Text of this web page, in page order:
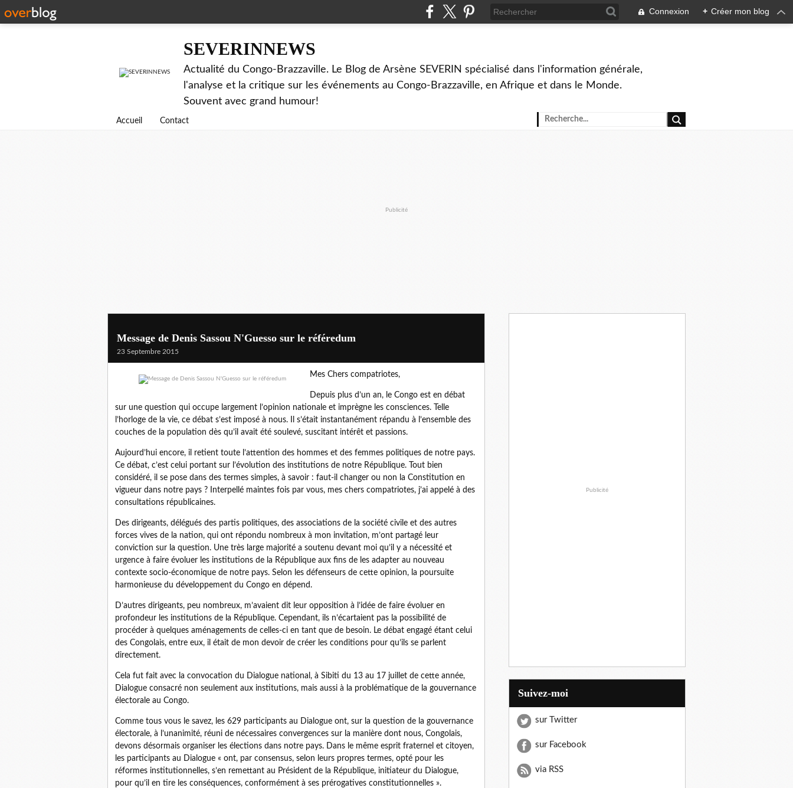
Connexion + Créer mon blog
SEVERINNEWS
Actualité du Congo-Brazzaville. Le Blog de Arsène SEVERIN spécialisé dans l'information générale,
l'analyse et la critique sur les événements au Congo-Brazzaville, en Afrique et dans le Monde.
Souvent avec grand humour!
Accueil Contact
Publicité
Message de Denis Sassou N'Guesso sur le référedum
23 Septembre 2015
Mes Chers compatriotes,
Depuis plus d’un an, le Congo est en débat
sur une question qui occupe largement l’opinion nationale et imprègne les consciences. Telle
l’horloge de la vie, ce débat s’est imposé à nous. Il s’était instantanément répandu à l’ensemble des
couches de la population dès qu’il avait été soulevé, suscitant intérêt et passions.
Aujourd’hui encore, il retient toute l’attention des hommes et des femmes politiques de notre pays.
Ce débat, c’est celui portant sur l’évolution des institutions de notre République. Tout bien
considéré, il se pose dans des termes simples, à savoir : faut-il changer ou non la Constitution en
vigueur dans notre pays ? Interpellé maintes fois par vous, mes chers compatriotes, j’ai appelé à des
consultations républicaines.
Des dirigeants, délégués des partis politiques, des associations de la société civile et des autres
forces vives de la nation, qui ont répondu nombreux à mon invitation, m’ont partagé leur
conviction sur la question. Une très large majorité a soutenu devant moi qu’il y a nécessité et
urgence à faire évoluer les institutions de la République aux fins de les adapter au nouveau
contexte socio-économique de notre pays. Selon les défenseurs de cette opinion, la poursuite
harmonieuse du développement du Congo en dépend.
D’autres dirigeants, peu nombreux, m’avaient dit leur opposition à l’idée de faire évoluer en
profondeur les institutions de la République. Cependant, ils n’écartaient pas la possibilité de
procéder à quelques aménagements de celles-ci en tant que de besoin. Le débat engagé étant celui
des Congolais, entre eux, il était de mon devoir de créer les conditions pour qu’ils se parlent
directement.
Cela fut fait avec la convocation du Dialogue national, à Sibiti du 13 au 17 juillet de cette année,
Dialogue consacré non seulement aux institutions, mais aussi à la problématique de la gouvernance
électorale au Congo.
Comme tous vous le savez, les 629 participants au Dialogue ont, sur la question de la gouvernance
électorale, à l’unanimité, réuni de nécessaires convergences sur la manière dont nous, Congolais,
devons désormais organiser les élections dans notre pays. Dans le même esprit fraternel et citoyen,
les participants au Dialogue « ont, par consensus, selon leurs propres termes, opté pour les
réformes institutionnelles, s’en remettant au Président de la République, initiateur du Dialogue,
pour qu’il en tire les conséquences, conformément à ses prérogatives constitutionnelles ».
Publicité
Suivez-moi
sur Twitter
sur Facebook
via RSS